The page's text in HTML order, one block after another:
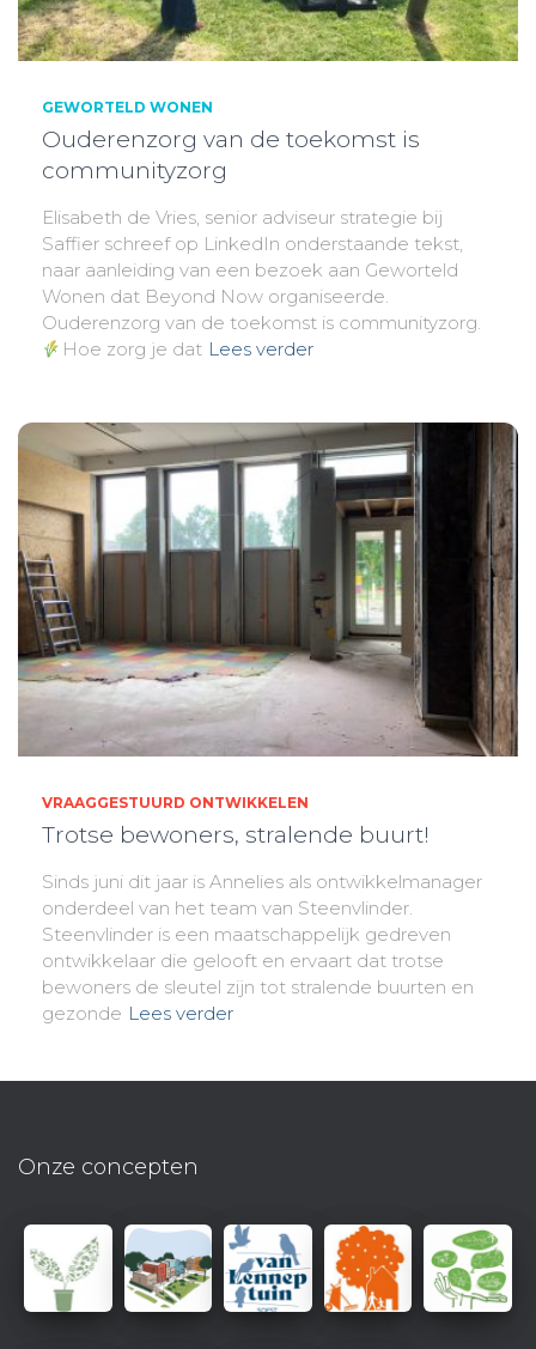
GEWORTELD WONEN
Ouderenzorg van de toekomst is
communityzorg
Elisabeth de Vries, senior adviseur strategie bij
Saffier schreef op LinkedIn onderstaande tekst,
naar aanleiding van een bezoek aan Geworteld
Wonen dat Beyond Now organiseerde.
Ouderenzorg van de toekomst is communityzorg.
Hoe zorg je dat Lees verder
VRAAGGESTUURD ONTWIKKELEN
Trotse bewoners, stralende buurt!
Sinds juni dit jaar is Annelies als ontwikkelmanager
onderdeel van het team van Steenvlinder.
Steenvlinder is een maatschappelijk gedreven
ontwikkelaar die gelooft en ervaart dat trotse
bewoners de sleutel zijn tot stralende buurten en
gezonde Lees verder
Onze concepten